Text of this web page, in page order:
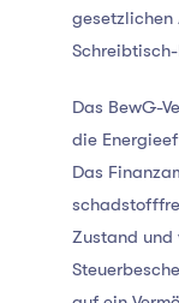
gesetzlichen
Das BewG-
die
Das
Zustand und